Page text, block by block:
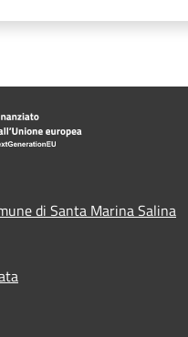
di Santa Marina Salina